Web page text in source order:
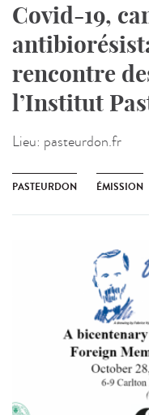
Covid-19,
rencontre
l’Institut
Lieu: pasteurdon.fr
PASTEURDON ÉMISSION